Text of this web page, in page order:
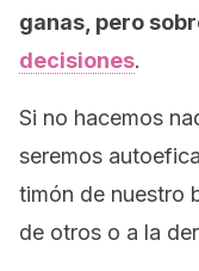
ganas, pero
decisiones.
Si no hacemos
seremos
timón de nuestro
de otros o a la